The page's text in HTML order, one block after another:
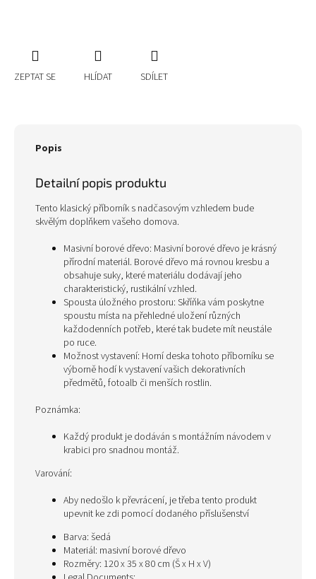
ZEPTAT SE HLÍDAT SDÍLET
Popis
Detailní popis produktu
Tento klasický příborník s nadčasovým vzhledem bude
skvělým doplňkem vašeho domova.
Masivní borové dřevo: Masivní borové dřevo je krásný
přírodní materiál. Borové dřevo má rovnou kresbu a
obsahuje suky, které materiálu dodávají jeho
charakteristický, rustikální vzhled.
Spousta úložného prostoru: Skříňka vám poskytne
spoustu místa na přehledné uložení různých
každodenních potřeb, které tak budete mít neustále
po ruce.
Možnost vystavení: Horní deska tohoto příborníku se
výborně hodí k vystavení vašich dekorativních
předmětů, fotoalb či menších rostlin.
Poznámka:
Každý produkt je dodáván s montážním návodem v
krabici pro snadnou montáž.
Varování:
Aby nedošlo k převrácení, je třeba tento produkt
upevnit ke zdi pomocí dodaného příslušenství
Barva: šedá
Materiál: masivní borové dřevo
Rozměry: 120 x 35 x 80 cm (Š x H x V)